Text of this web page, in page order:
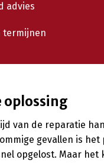
advies
termijnen
oplossing
van de reparatie
gevallen is
opgelost. Maar het